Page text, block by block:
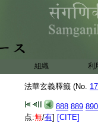
組織 利
法華玄義釋籤 (No.
888 889 890
点:無/有] [CITE]
於百丈。是樹出已
時樹神語好堅言。
樹皆在汝之蔭中。
在菩薩地中。一日
得借用。大章第六
教次第。而不辨五
不明者既知四教則
華嚴二興。鹿苑一
以是故不論。於中
機縁四悉不同。次